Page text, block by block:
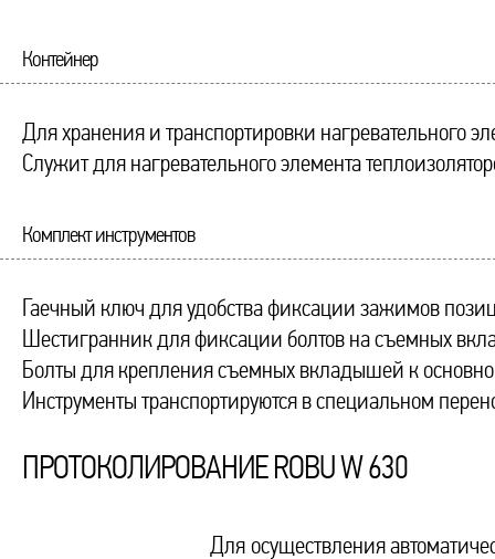
Контейнер
Для хранения и транспортировки нагревательного
Служит для нагревательного элемента
Комплект инструментов
Гаечный ключ для удобства фиксации зажимов
Шестигранник для фиксации болтов на съемных
Болты для крепления съемных вкладышей к
Инструменты транспортируются в специальном
ПРОТОКОЛИРОВАНИЕ ROBU W 630
Для осуществления